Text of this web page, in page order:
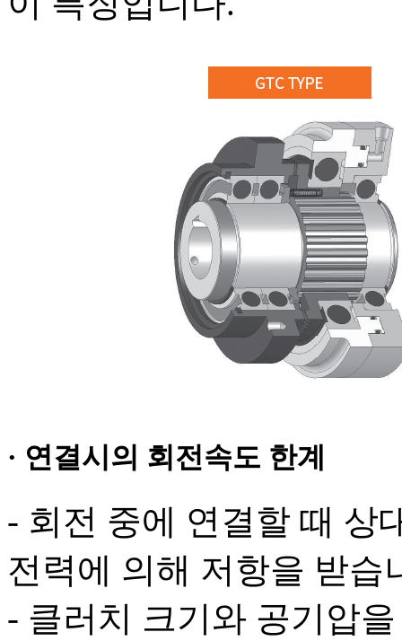
· 연결시의 회전속도 한계
- 회전 중에 연결할 때 상
전력에 의해 저항을 받습
- 클러치 크기와 공기압